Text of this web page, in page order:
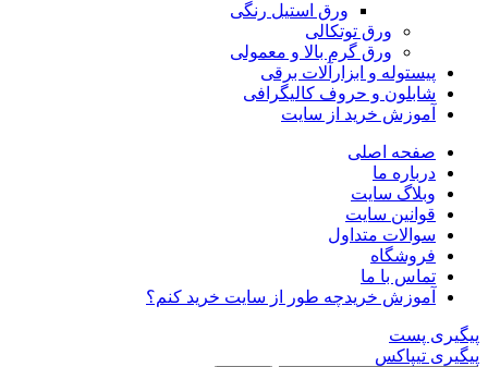
ورق استیل رنگی
ورق توتکالی
ورق گرم بالا و معمولی
پیستوله و ابزارآلات برقی
شابلون و حروف کالیگرافی
آموزش خرید از سایت
صفحه اصلی
درباره ما
وبلاگ سایت
قوانین سایت
سوالات متداول
فروشگاه
تماس با ما
آموزش خریدچه طور از سایت خرید کنم؟
پیگیری پست
پیگیری تیپاکس